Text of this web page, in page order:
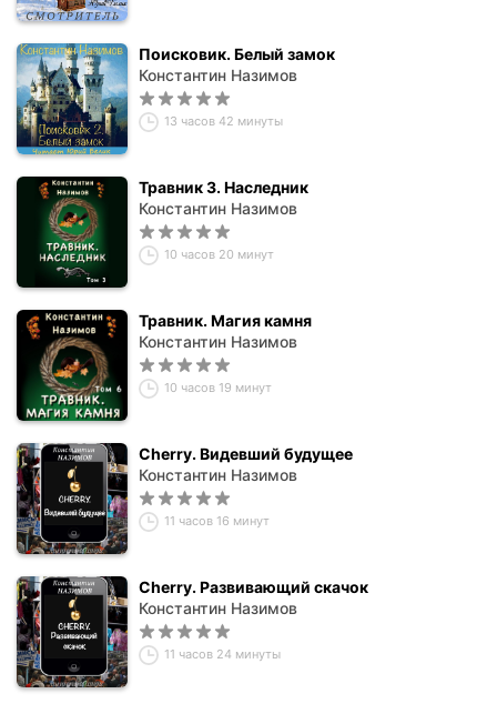
Поисковик. Белый замок
Константин Назимов
13 часов 42 минуты
Травник 3. Наследник
Константин Назимов
10 часов 20 минут
Травник. Магия камня
Константин Назимов
10 часов 19 минут
Cherry. Видевший будущее
Константин Назимов
11 часов 16 минут
Cherry. Развивающий скачок
Константин Назимов
11 часов 24 минуты